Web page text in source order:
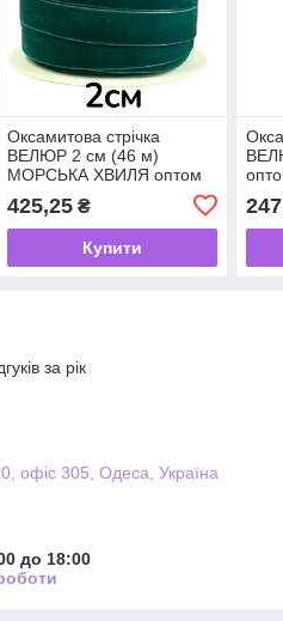
Оксамитова стрічка
ВЕЛЮР 2 см (46 м)
МОРСЬКА ХВИЛЯ оптом
425,25₴
Купити
за рік
офіс 305, Одеса, Україна
до 18:00